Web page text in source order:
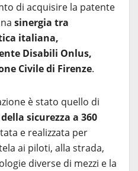
di acquisire la patente
sinergia tra
italiana,
Disabili Onlus,
Civile di Firenze.
è stato quello di
sicurezza a 360
e realizzata per
ai piloti, alla strada,
diverse di mezzi e la